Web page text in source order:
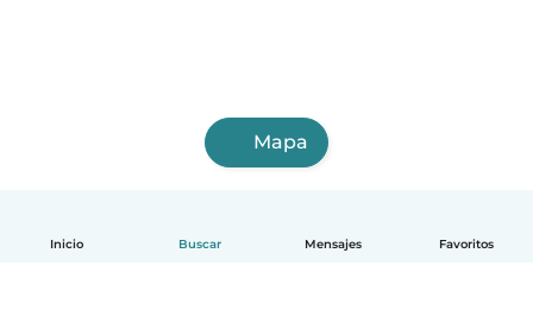
Inicio Buscar Mensajes Favoritos
Mapa